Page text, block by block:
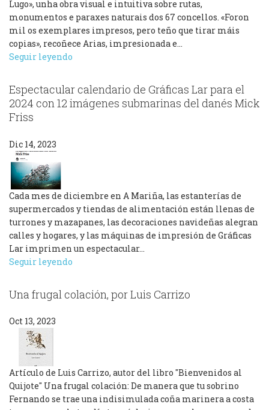
Lugo», unha obra visual e intuitiva sobre rutas,
monumentos e paraxes naturais dos 67 concellos. «Foron
mil os exemplares impresos, pero teño que tirar máis
copias», recoñece Arias, impresionada e…
Seguir leyendo
Espectacular calendario de Gráficas Lar para el
2024 con 12 imágenes submarinas del danés Mick
Friss
Dic 14, 2023
Cada mes de diciembre en A Mariña, las estanterías de
supermercados y tiendas de alimentación están llenas de
turrones y mazapanes, las decoraciones navideñas alegran
calles y hogares, y las máquinas de impresión de Gráficas
Lar imprimen un espectacular…
Seguir leyendo
Una frugal colación, por Luis Carrizo
Oct 13, 2023
Artículo de Luis Carrizo, autor del libro "Bienvenidos al
Quijote" Una frugal colación: De manera que tu sobrino
Fernando se trae una indisimulada coña marinera a costa